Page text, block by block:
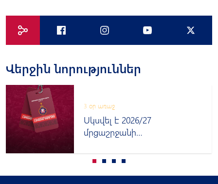
Վերջին նորություններ
3 օր առաջ
Սկսվել է 2026/27
մրցաշրջանի